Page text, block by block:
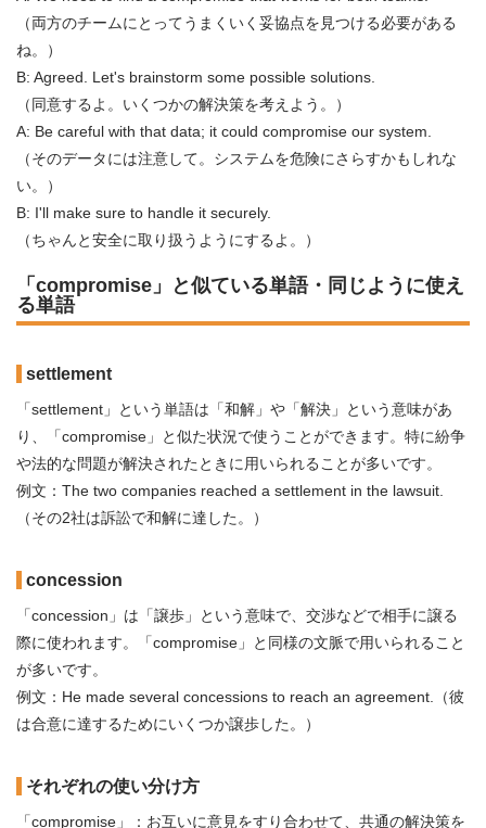
（両方のチームにとってうまくいく妥協点を見つける必要がある
ね。）
B: Agreed. Let's brainstorm some possible solutions.
（同意するよ。いくつかの解決策を考えよう。）
A: Be careful with that data; it could compromise our system.
（そのデータには注意して。システムを危険にさらすかもしれな
い。）
B: I'll make sure to handle it securely.
（ちゃんと安全に取り扱うようにするよ。）
「compromise」と似ている単語・同じように使え
る単語
settlement
「settlement」という単語は「和解」や「解決」という意味があ
り、「compromise」と似た状況で使うことができます。特に紛争
や法的な問題が解決されたときに用いられることが多いです。
例文：The two companies reached a settlement in the lawsuit.
（その2社は訴訟で和解に達した。）
concession
「concession」は「譲歩」という意味で、交渉などで相手に譲る
際に使われます。「compromise」と同様の文脈で用いられること
が多いです。
例文：He made several concessions to reach an agreement.（彼
は合意に達するためにいくつか譲歩した。）
それぞれの使い分け方
「compromise」：お互いに意見をすり合わせて、共通の解決策を